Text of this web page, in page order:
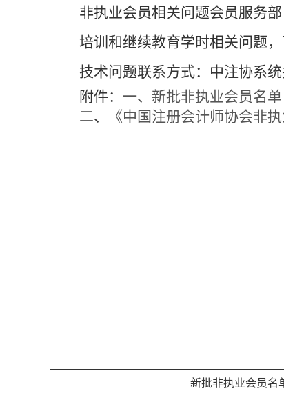
非执业会员相关问题会员服务部
培训和继续教育学时相关问题，
技术问题联系方式：中注协系
附件： 一、新批非执业会员名单
二、
《中国注册会计师协会非
新批非执业会员名